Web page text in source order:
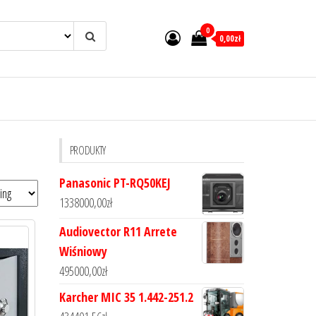
0
0,00zł
PRODUKTY
Panasonic PT-RQ50KEJ
1338000,00zł
Audiovector R11 Arrete
Wiśniowy
495000,00zł
Karcher MIC 35 1.442-251.2